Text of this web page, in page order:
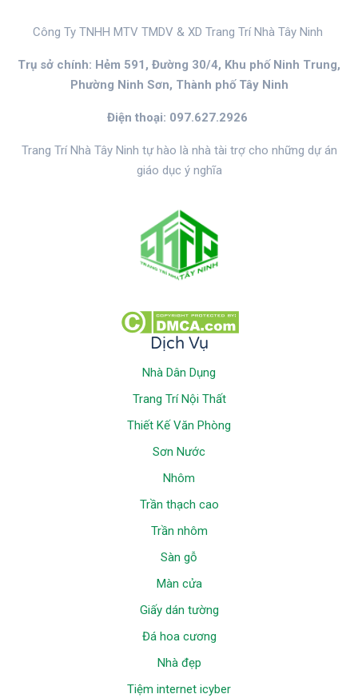
Công Ty TNHH MTV TMDV & XD Trang Trí Nhà Tây Ninh
Trụ sở chính: Hẻm 591, Đường 30/4, Khu phố Ninh Trung,
Phường Ninh Sơn, Thành phố Tây Ninh
Điện thoại: 097.627.2926
Trang Trí Nhà Tây Ninh tự hào là nhà tài trợ cho những dự án
giáo dục ý nghĩa
Dịch Vụ
Nhà Dân Dụng
Trang Trí Nội Thất
Thiết Kế Văn Phòng
Sơn Nước
Nhôm
Trần thạch cao
Trần nhôm
Sàn gỗ
Màn cửa
Giấy dán tường
Đá hoa cương
Nhà đẹp
Tiệm internet icyber